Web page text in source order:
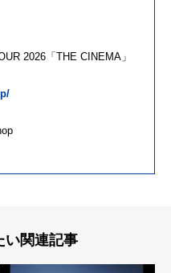
2026「THE CINEMA」
い関連記事